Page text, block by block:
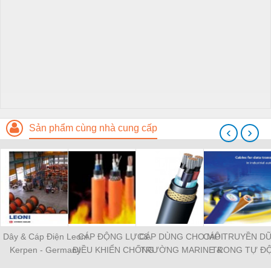
Sản phẩm cùng nhà cung cấp
Dây & Cáp Điện Leoni
Kerpen - Germany
CÁP ĐỘNG LỰC&
ĐIỀU KHIỂN CHỐNG
CÁP DÙNG CHO MÔI
TRƯỜNG MARINE &
CÁP TRUYỀN
TRONG TỰ
‹ ›